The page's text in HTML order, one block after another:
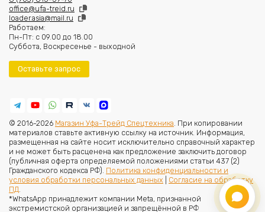
office@ufa-treid.ru
loader.asia@mail.ru
Работаем:
Пн-Пт: с 09.00 до 18.00
Суббота, Воскресенье - выходной
Оставьте запрос
© 2016-2026 Магазин Уфа-Трейд Спецтехника. При копировании
материалов ставьте активную ссылку на источник. Информация,
размещенная на сайте носит исключительно справочный характер
и не может быть расценена как предложение заключить договор
(публичная оферта определяемой положениями статьи 437 (2)
Гражданского кодекса РФ). Политика конфиденциальности и
условия обработки персональных данных
Согласие на обработку
ПД.
*WhatsApp принадлежит компании Meta, признанной
экстремистской организацией и запрещённой в РФ